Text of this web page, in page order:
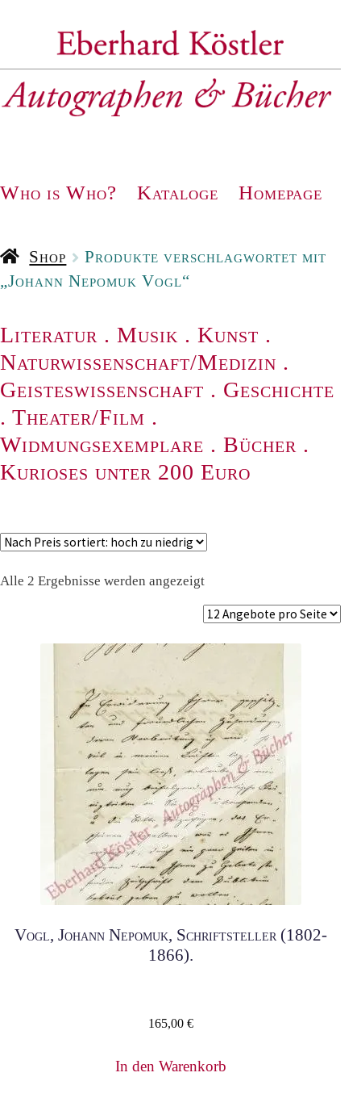
Navigation
Who is Who? Kataloge Homepage
Shop
Produkte verschlagwortet mit
„Johann Nepomuk Vogl“
Literatur . Musik . Kunst .
Naturwissenschaft/Medizin .
Geisteswissenschaft . Geschichte
. Theater/Film .
Widmungsexemplare . Bücher .
Kurioses unter 200 Euro
Alle 2 Ergebnisse werden angezeigtNach
sortiert:
Vogl, Johann Nepomuk, Schriftsteller (1802-
1866).
165,00 €
In den Warenkorb